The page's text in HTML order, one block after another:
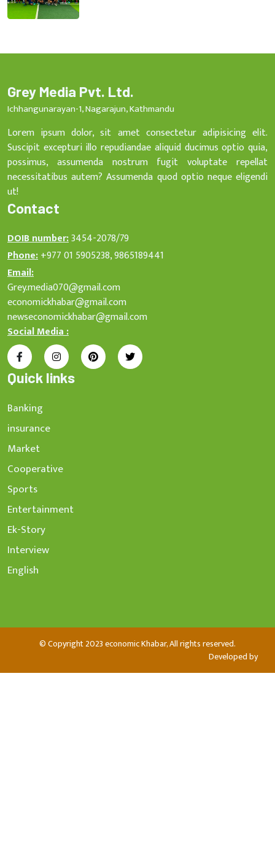
Grey Media Pvt. Ltd.
Ichhangunarayan-1, Nagarajun, Kathmandu
Lorem ipsum dolor, sit amet consectetur adipisicing elit.
Suscipit excepturi illo repudiandae aliquid ducimus optio quia,
possimus, assumenda nostrum fugit voluptate repellat
necessitatibus autem? Assumenda quod optio neque eligendi
ut!
Contact
DOIB number:3454-2078/79
Phone:+977 01 5905238, 9865189441
Email:
Grey.media070@gmail.com
economickhabar@gmail.com
newseconomickhabar@gmail.com
Social Media :
Quick links
Banking
insurance
Market
Cooperative
Sports
Entertainment
Ek-Story
Interview
English
© Copyright 2023 economic Khabar, All rights reserved.
Developed by